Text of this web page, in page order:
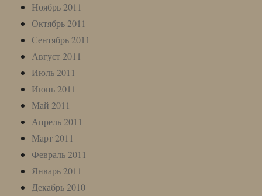
Ноябрь 2011
Октябрь 2011
Сентябрь 2011
Август 2011
Июль 2011
Июнь 2011
Май 2011
Апрель 2011
Март 2011
Февраль 2011
Январь 2011
Декабрь 2010